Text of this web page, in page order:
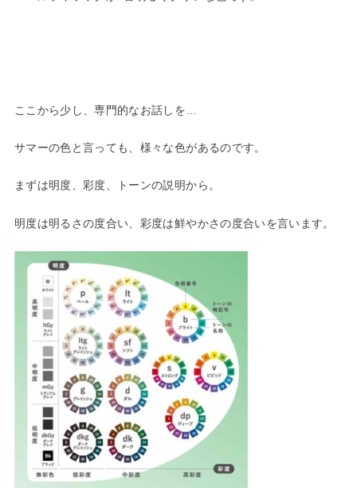
ここから少し、専門的なお話しを…
サマーの色と言っても、様々な色があるのです。
まずは明度、彩度、トーンの説明から。
明度は明るさの度合い、彩度は鮮やかさの度合いを言います。